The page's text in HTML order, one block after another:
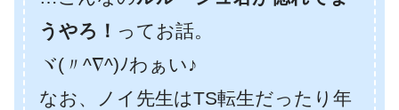
うやろ！ ってお話。
ヾ(〃^∇^)ﾉわぁい♪
なお、ノイ先生はTS転生だったり年